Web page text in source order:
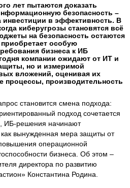
лет пытаются доказать
безопасность –
инвестиции в эффективность. В
киберугрозы становятся всё
на безопасность остаются
особую
бизнеса к ИБ
компании ожидают от ИТ и
но и измеримой
вложений, оценивая их
процессы, производительность
становится смена подхода:
подход сочетается
ИБ-решения начинают
как вынужденная мера защиты от
операционной
бизнеса. Об этом –
директора по развитию
Константина Родина.